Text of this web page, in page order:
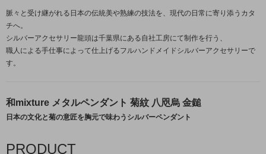
脈々と受け継がれる日本の伝統美や熟練の技法を、現代の日常に寄り添うカタ
チへ。
シルバーアクセサリー龍頭は千葉県にある自社工房にて制作を行う、
職人による手仕事によって仕上げるフルハンドメイドシルバーアクセサリーで
す。
和mixture メタルペンダント 菊紋 八咫烏 金鎚
日本の文化と菊の意匠を胸元で味わうシルバーペンダント
PRODUCT